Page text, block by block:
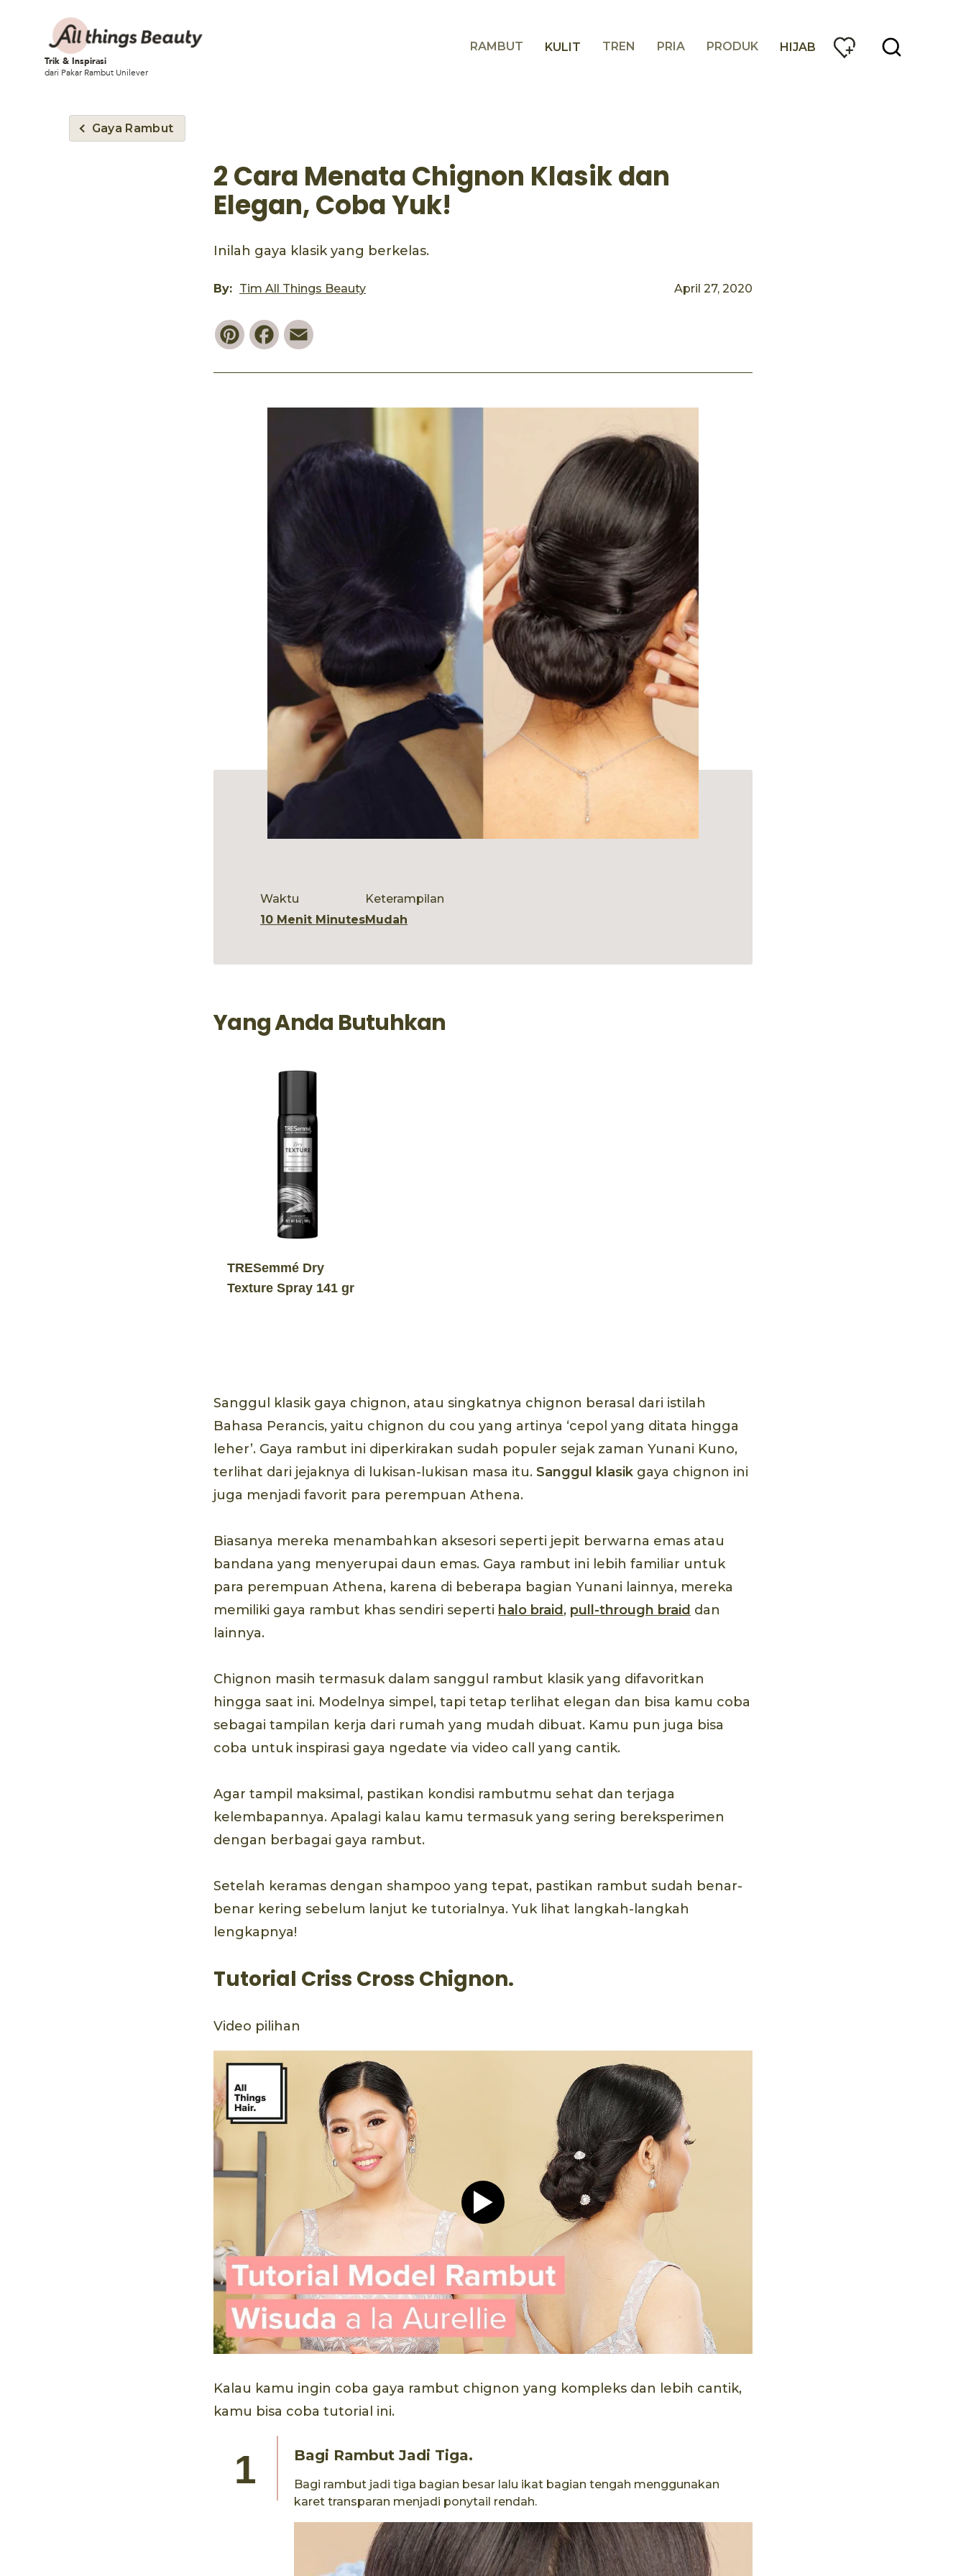
Trik & Inspirasi
dari Pakar Rambut Unilever
RAMBUT KULIT TREN PRIA PRODUK HIJAB
Gaya Rambut
2 Cara Menata Chignon Klasik dan
Elegan, Coba Yuk!
Inilah gaya klasik yang berkelas.
By: Tim All Things Beauty April 27, 2020
PinterestFacebook
Waktu
10 Menit Minutes
Keterampilan
Mudah
Yang Anda Butuhkan
TRESemmé Dry
Texture Spray 141 gr
Sanggul klasik gaya chignon, atau singkatnya chignon berasal dari istilah
Bahasa Perancis, yaitu chignon du cou yang artinya ‘cepol yang ditata hingga
leher’. Gaya rambut ini diperkirakan sudah populer sejak zaman Yunani Kuno,
terlihat dari jejaknya di lukisan-lukisan masa itu. Sanggul klasik gaya chignon ini
juga menjadi favorit para perempuan Athena.
Biasanya mereka menambahkan aksesori seperti jepit berwarna emas atau
bandana yang menyerupai daun emas. Gaya rambut ini lebih familiar untuk
para perempuan Athena, karena di beberapa bagian Yunani lainnya, mereka
memiliki gaya rambut khas sendiri seperti halo braid , pull-through braid dan
lainnya.
Chignon masih termasuk dalam sanggul rambut klasik yang difavoritkan
hingga saat ini. Modelnya simpel, tapi tetap terlihat elegan dan bisa kamu coba
sebagai tampilan kerja dari rumah yang mudah dibuat. Kamu pun juga bisa
coba untuk inspirasi gaya ngedate via video call yang cantik.
Agar tampil maksimal, pastikan kondisi rambutmu sehat dan terjaga
kelembapannya. Apalagi kalau kamu termasuk yang sering bereksperimen
dengan berbagai gaya rambut.
Setelah keramas dengan shampoo yang tepat, pastikan rambut sudah benar-
benar kering sebelum lanjut ke tutorialnya. Yuk lihat langkah-langkah
lengkapnya!
Tutorial Criss Cross Chignon.
Video pilihan
Play video Tutorial Hijab Pashmina yang Chic.
Kalau kamu ingin coba gaya rambut chignon yang kompleks dan lebih cantik,
kamu bisa coba tutorial ini.
Bagi Rambut Jadi Tiga.
Bagi rambut jadi tiga bagian besar lalu ikat bagian tengah menggunakan
karet transparan menjadi ponytail rendah.​